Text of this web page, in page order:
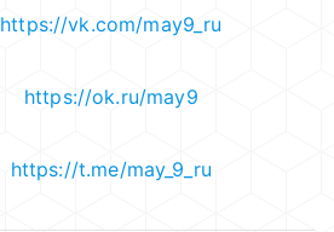
https://vk.com/may9_ru
https://ok.ru/may9
https://t.me/may_9_ru